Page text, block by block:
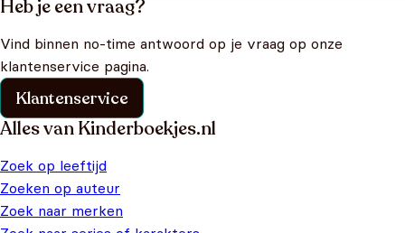
Heb je een vraag?
Vind binnen no-time antwoord op je vraag op onze
klantenservice pagina.
Klantenservice
Alles van Kinderboekjes.nl
Zoek op leeftijd
Zoeken op auteur
Zoek naar merken